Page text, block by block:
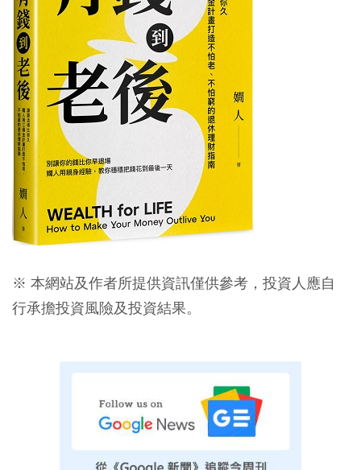
※ 本網站及作者所提供資訊僅供參考，投資人應自
行承擔投資風險及投資結果。